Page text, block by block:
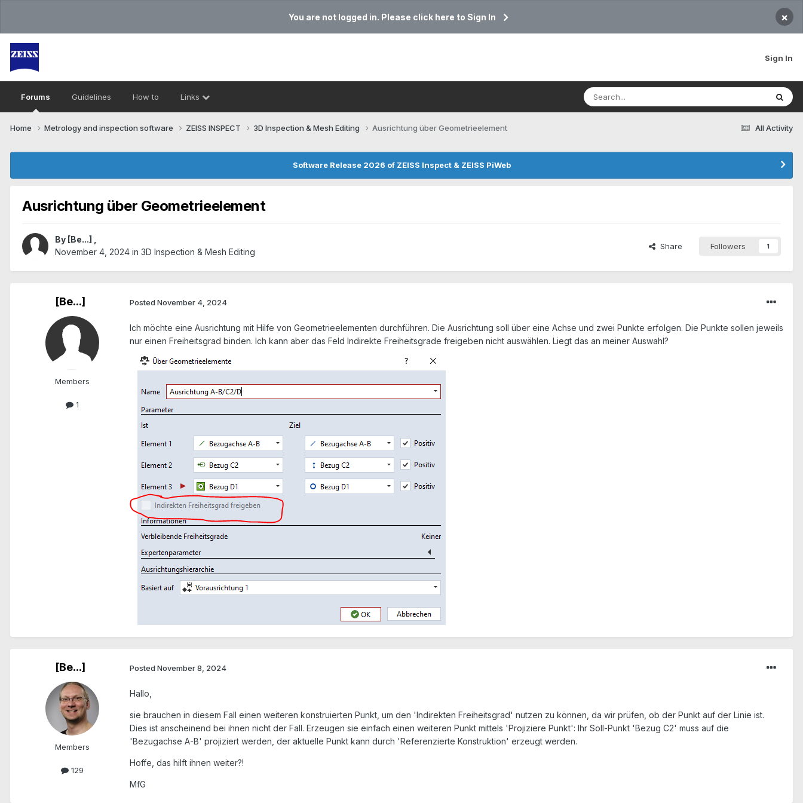
You are not logged in. Please click here to Sign In ×
Sign In
Forums Guidelines How to Links
All Activity
Home Metrology and inspection software ZEISS INSPECT 3D Inspection & Mesh Editing​ Ausrichtung über Geometrieelement
Software Release 2026 of ZEISS Inspect & ZEISS PiWeb
Ausrichtung über Geometrieelement
By [Be...]
November 4, 2024 in 3D Inspection & Mesh Editing​
Share Followers 1
[Be...]
Members
1
Posted November 4, 2024
Ich möchte eine Ausrichtung mit Hilfe von Geometrieelementen durchführen. Die Ausrichtung soll über eine Achse und zwei Punkte erfolgen. Die Punkte sollen jeweils
nur einen Freiheitsgrad binden. Ich kann aber das Feld Indirekte Freiheitsgrade freigeben nicht auswählen. Liegt das an meiner Auswahl?
[Be...]
Members
129
Posted November 8, 2024
Hallo,
sie brauchen in diesem Fall einen weiteren konstruierten Punkt, um den 'Indirekten Freiheitsgrad' nutzen zu können, da wir prüfen, ob der Punkt auf der Linie ist.
Dies ist anscheinend bei ihnen nicht der Fall. Erzeugen sie einfach einen weiteren Punkt mittels 'Projiziere Punkt': Ihr Soll-Punkt 'Bezug C2' muss auf die
'Bezugachse A-B' projiziert werden, der aktuelle Punkt kann durch 'Referenzierte Konstruktion' erzeugt werden.
Hoffe, das hilft ihnen weiter?!
MfG